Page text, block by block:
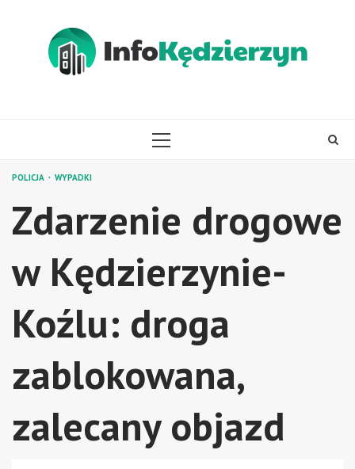
PRIMARY
POLICJA WYPADKI
Zdarzenie drogowe
w Kędzierzynie-
Koźlu: droga
zablokowana,
zalecany objazd